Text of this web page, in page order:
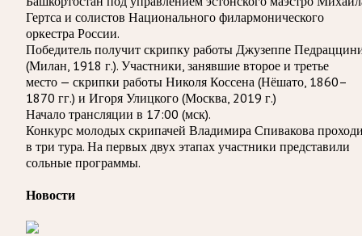
Гертса и солистов Национального филармонического
оркестра России.
Победитель получит скрипку работы Джузеппе
(Милан, 1918 г.). Участники, занявшие второе и третье
место — скрипки работы Николя Коссена (Нёшато, 1860–
1870 гг.) и Игоря Улицкого (Москва, 2019 г.)
Начало трансляции в 17:00 (мск).
Конкурс молодых скрипачей Владимира Спивакова
в три тура. На первых двух этапах участники представили
сольные программы.
Новости